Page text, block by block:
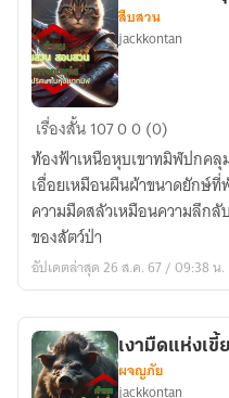
คดี
ปริศนา
ใน
หุบเขา
ทมิฬ
สืบสวน
jackkontan
เรื่องสั้น10700 (0)
ท้องฟ้าเหนือหุบเขาทมิฬปกค
เอื่อยเหมือนผืนผ้าขนาดยักษ์
ความมืดสลัวเหมือนความลึกลั
ของสัตว์ป่า
อัปเดตล่าสุด 26 ส.ค. 67 / 09:38 น.
เงามืดแห่งเขี้
ผจญภัย
jackkontan